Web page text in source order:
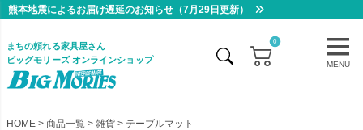
熊本地震によるお届け遅延のお知らせ（7月29日更新）
MENU
まちの頼れる家具屋さん
ビッグモリーズ オンラインショップ
0
HOME 商品一覧 雑貨 テーブルマット